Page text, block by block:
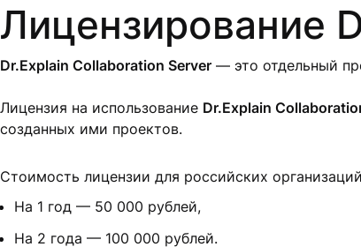
Лицензирование
Dr.Explain Collaboration Server — это отдельный
Лицензия на использование Dr.Explain
созданных ими проектов.
Стоимость лицензии для российских
На 1 год — 50 000 рублей,
На 2 года — 100 000 рублей.